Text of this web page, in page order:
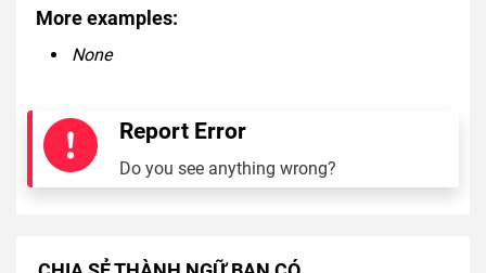
More examples:
None
Report Error
Do you see anything wrong?